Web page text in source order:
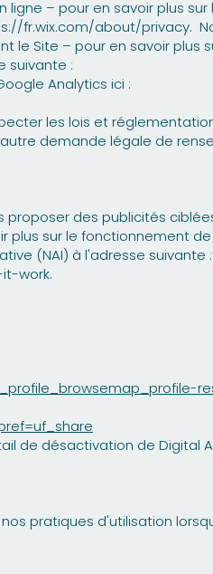
– pour en savoir plus sur
fr.wix.com/about/privacy.
le Site – pour en savoir plus
suivante :
Analytics ici :
les lois et
demande légale de
proposer des publicités
plus sur le fonctionnement
(NAI) à l'adresse suivante :
work.
de désactivation de Digital
pratiques d'utilisation